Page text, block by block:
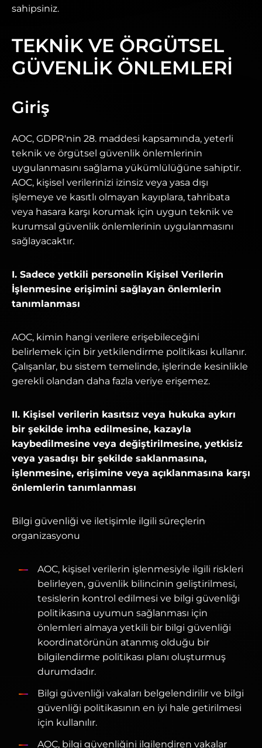
sahipsiniz.
TEKNİK VE ÖRGÜTSEL
GÜVENLİK ÖNLEMLERİ
Giriş
AOC, GDPR'nin 28. maddesi kapsamında, yeterli
teknik ve örgütsel güvenlik önlemlerinin
uygulanmasını sağlama yükümlülüğüne sahiptir.
AOC, kişisel verilerinizi izinsiz veya yasa dışı
işlemeye ve kasıtlı olmayan kayıplara, tahribata
veya hasara karşı korumak için uygun teknik ve
kurumsal güvenlik önlemlerinin uygulanmasını
sağlayacaktır.
I. Sadece yetkili personelin Kişisel Verilerin
İşlenmesine erişimini sağlayan önlemlerin
tanımlanması
AOC, kimin hangi verilere erişebileceğini
belirlemek için bir yetkilendirme politikası kullanır.
Çalışanlar, bu sistem temelinde, işlerinde kesinlikle
gerekli olandan daha fazla veriye erişemez.
II. Kişisel verilerin kasıtsız veya hukuka aykırı
bir şekilde imha edilmesine, kazayla
kaybedilmesine veya değiştirilmesine, yetkisiz
veya yasadışı bir şekilde saklanmasına,
işlenmesine, erişimine veya açıklanmasına karşı
önlemlerin tanımlanması
Bilgi güvenliği ve iletişimle ilgili süreçlerin
organizasyonu
AOC, kişisel verilerin işlenmesiyle ilgili riskleri
belirleyen, güvenlik bilincinin geliştirilmesi,
tesislerin kontrol edilmesi ve bilgi güvenliği
politikasına uyumun sağlanması için
önlemleri almaya yetkili bir bilgi güvenliği
koordinatörünün atanmış olduğu bir
bilgilendirme politikası planı oluşturmuş
durumdadır.
Bilgi güvenliği vakaları belgelendirilir ve bilgi
güvenliği politikasının en iyi hale getirilmesi
için kullanılır.
AOC, bilgi güvenliğini ilgilendiren vakalar